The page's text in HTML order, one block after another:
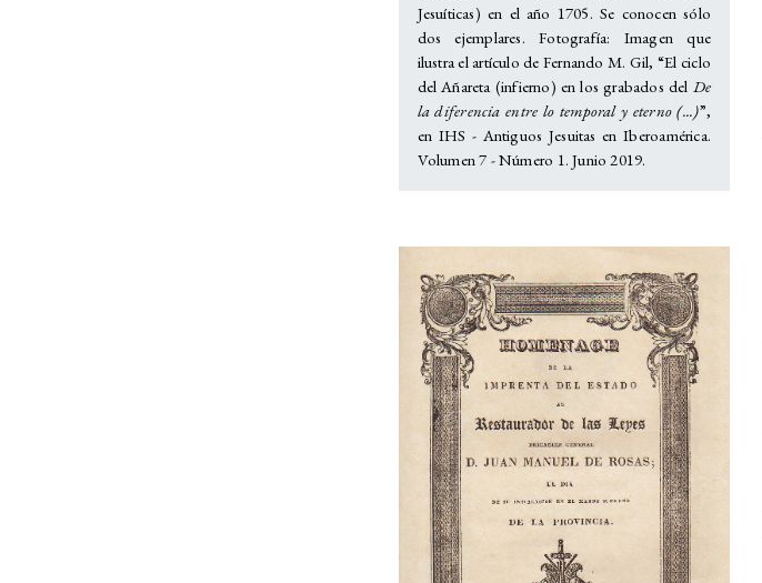
Jesuíticas) en el año 1705. Se conocen sólo
dos ejemplares. Fotografía: Imagen que
ilustra el artículo de Fernando M. Gil, “El ciclo
del Añareta (infierno) en los grabados del De
la diferencia entre lo temporal y eterno (...)”,
en IHS - Antiguos Jesuitas en Iberoamérica.
Volumen 7 - Número 1. Junio 2019.